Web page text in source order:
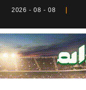
08 - 08 - 2026